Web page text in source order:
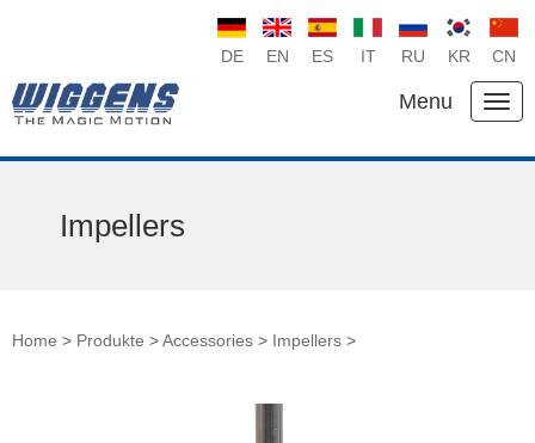
DE EN ES IT RU KR CN
Menu
Impellers
Home > Produkte >Accessories > Impellers >